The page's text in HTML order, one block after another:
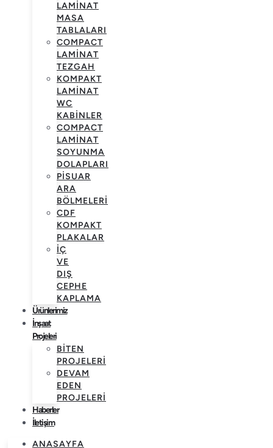
LAMINAT
MASA
TABLALARI
COMPACT
LAMINAT
TEZGAH
KOMPAKT
LAMINAT
WC
KABINLER
COMPACT
LAMINAT
SOYUNMA
DOLAPLARI
PISUAR
ARA
BÖLMELERI
CDF
KOMPAKT
PLAKALAR
İÇ
VE
DIŞ
CEPHE
KAPLAMA
Ürünlerimiz
İnşaat
Projeleri
BITEN
PROJELERI
DEVAM
EDEN
PROJELERI
Haberler
İletişim
ANASAYFA